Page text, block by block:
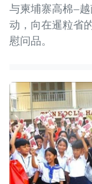
与柬埔寨高棉—
动，向在暹粒省
慰问品。